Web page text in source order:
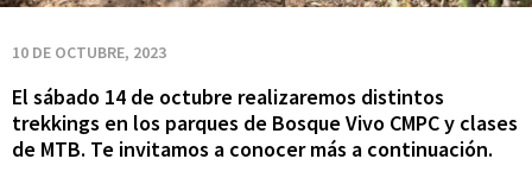
Vivo
CMPC
10 DE OCTUBRE, 2023
El sábado 14 de octubre realizaremos distintos
trekkings en los parques de Bosque Vivo CMPC y clases
de MTB. Te invitamos a conocer más a continuación.